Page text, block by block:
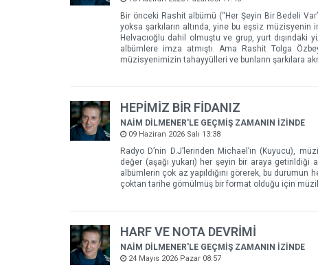
Bir önceki Rashit albümü (“Her Şeyin Bir Bedeli
yoksa şarkıların altında, yine bu eşsiz müzisyenin
Helvacıoğlu dahil olmuştu ve grup, yurt dışındaki
albümlere imza atmıştı. Ama Rashit Tolga
müzisyenimizin tahayyülleri ve bunların şarkılara
HEPİMİZ BİR FİDANIZ
NAİM DİLMENER'LE GEÇMİŞ ZAMANIN İZİNDE
09 Haziran 2026 Salı 13:38
Radyo D’nin D.J’lerinden Michael’ın (Kuyucu),
değer (aşağı yukarı) her şeyin bir araya
albümlerin çok az yapıldığını görerek, bu
çoktan tarihe gömülmüş bir format olduğu için müzik
HARF VE NOTA DEVRİMİ
NAİM DİLMENER'LE GEÇMİŞ ZAMANIN İZİNDE
24 Mayıs 2026 Pazar 08:57